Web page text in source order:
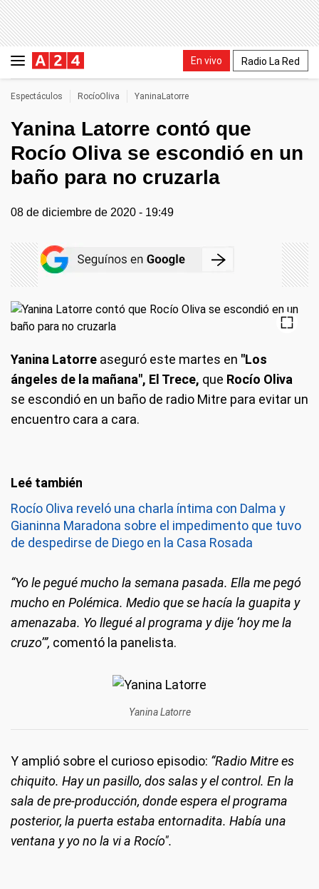
En vivo Radio La Red
Espectáculos RocíoOliva YaninaLatorre
Yanina Latorre contó que
Rocío Oliva se escondió en un
baño para no cruzarla
08 de diciembre de 2020 - 19:49
Yanina Latorre aseguró este martes en "Los
ángeles de la mañana", El Trece, que Rocío Oliva
se escondió en un baño de radio Mitre para evitar un
encuentro cara a cara.
Rocío Oliva reveló una charla íntima con Dalma y
Gianinna Maradona sobre el impedimento que tuvo
de despedirse de Diego en la Casa Rosada
“Yo le pegué mucho la semana pasada. Ella me pegó
mucho en Polémica. Medio que se hacía la guapita y
amenazaba. Yo llegué al programa y dije ‘hoy me la
cruzo’”, comentó la panelista.
Yanina Latorre
Y amplió sobre el curioso episodio: “Radio Mitre es
chiquito. Hay un pasillo, dos salas y el control. En la
sala de pre-producción, donde espera el programa
posterior, la puerta estaba entornadita. Había una
ventana y yo no la vi a Rocío".